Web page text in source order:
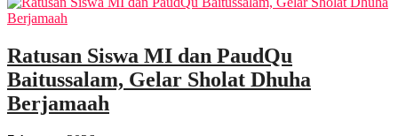
Ratusan Siswa MI dan PaudQu
Baitussalam, Gelar Sholat Dhuha
Berjamaah